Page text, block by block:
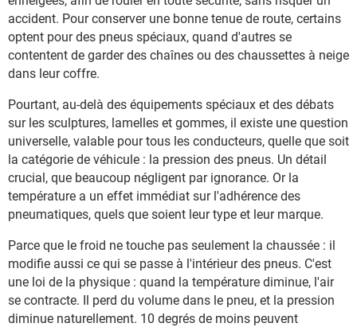
accident. Pour conserver une bonne tenue de route, certains
optent pour des pneus spéciaux, quand d'autres se
contentent de garder des chaînes ou des chaussettes à neige
dans leur coffre.
Pourtant, au-delà des équipements spéciaux et des débats
sur les sculptures, lamelles et gommes, il existe une question
universelle, valable pour tous les conducteurs, quelle que soit
la catégorie de véhicule : la pression des pneus. Un détail
crucial, que beaucoup négligent par ignorance. Or la
température a un effet immédiat sur l'adhérence des
pneumatiques, quels que soient leur type et leur marque.
Parce que le froid ne touche pas seulement la chaussée : il
modifie aussi ce qui se passe à l'intérieur des pneus. C'est
une loi de la physique : quand la température diminue, l'air
se contracte. Il perd du volume dans le pneu, et la pression
diminue naturellement. 10 degrés de moins peuvent